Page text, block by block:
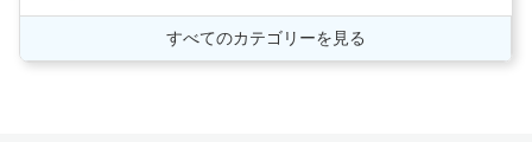
すべてのカテゴリーを見る